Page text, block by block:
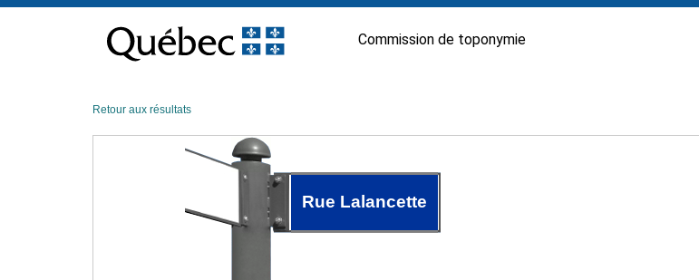
contenu
Commission de toponymie
Retour aux résultats
Rue Lalancette